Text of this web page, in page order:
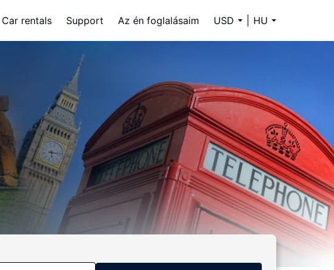
Car rentals Support Az én foglalásaim USD HU